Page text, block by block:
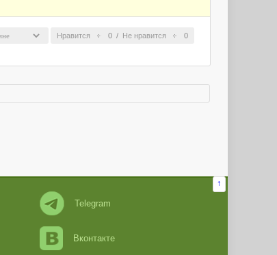
Нравится 0 / Не нравится 0
↑
Telegram
Вконтакте